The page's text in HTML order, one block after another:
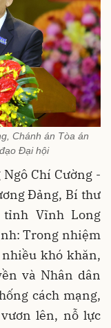
Chánh án Tòa án
Đại hội
Chí Cường -
Đảng, Bí thư
Vĩnh Long
Trong nhiệm
khó khăn,
và Nhân dân
cách mạng,
lên, nỗ lực